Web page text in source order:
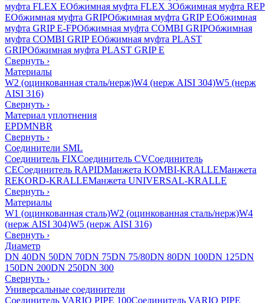
муфта FLEX EОбжимная муфта FLEX 3Обжимная муфта REP
EОбжимная муфта GRIPОбжимная муфта GRIP EОбжимная
муфта GRIP E-FPОбжимная муфта COMBI GRIPОбжимная
муфта COMBI GRIP EОбжимная муфта PLAST
GRIPОбжимная муфта PLAST GRIP E
Свернуть ›
Материалы
W2 (оцинкованная сталь/нерж)W4 (нерж AISI 304)W5 (нерж
AISI 316)
Свернуть ›
Материал уплотнения
EPDMNBR
Свернуть ›
Соединители SML
Соединитель FIXСоединитель CVСоединитель
CEСоединитель RAPIDМанжета KOMBI-KRALLEМанжета
REKORD-KRALLEМанжета UNIVERSAL-KRALLE
Свернуть ›
Материалы
W1 (оцинкованная сталь)W2 (оцинкованная сталь/нерж)W4
(нерж AISI 304)W5 (нерж AISI 316)
Свернуть ›
Диаметр
DN 40DN 50DN 70DN 75DN 75/80DN 80DN 100DN 125DN
150DN 200DN 250DN 300
Свернуть ›
Универсальные соединители
Соединитель VARIO PIPE 100Соединитель VARIO PIPE